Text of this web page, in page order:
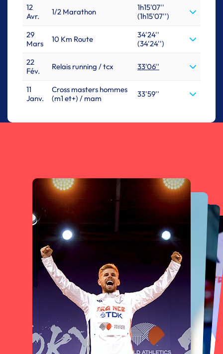
12
Avr.
1/2 Marathon
1h15'07''
(1h15'07'')
29
Mars
10 Km Route
34'24''
(34'24'')
22
Fév.
Relais running / tcx 33'06''
11
Janv.
Cross masters hommes
(m1 et+) / mam
33'59''